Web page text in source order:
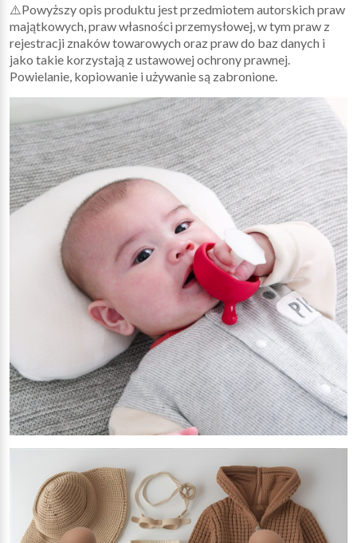
⚠️Powyższy opis produktu jest przedmiotem autorskich praw
majątkowych, praw własności przemysłowej, w tym praw z
rejestracji znaków towarowych oraz praw do baz danych i
jako takie korzystają z ustawowej ochrony prawnej.
Powielanie, kopiowanie i używanie są zabronione.